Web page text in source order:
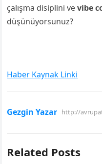
çalışma disiplini vevibe
düşünüyorsunuz?
Haber Kaynak Linki
Gezgin Yazar http://
Related Posts